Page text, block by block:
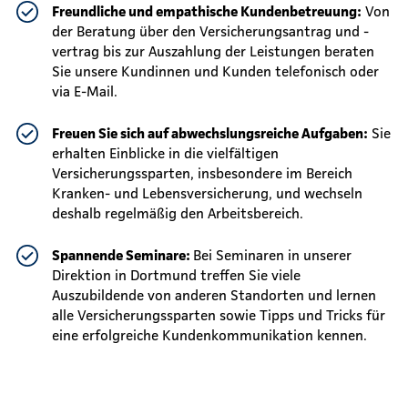
Freundliche und empathische Kundenbetreuung: Von
der Beratung über den Versicherungsantrag und -
vertrag bis zur Auszahlung der Leistungen beraten
Sie unsere Kundinnen und Kunden telefonisch oder
via E-Mail.
Freuen Sie sich auf abwechslungsreiche Aufgaben: Sie
erhalten Einblicke in die vielfältigen
Versicherungssparten, insbesondere im Bereich
Kranken- und Lebensversicherung, und wechseln
deshalb regelmäßig den Arbeitsbereich.
Spannende Seminare: Bei Seminaren in unserer
Direktion in Dortmund treffen Sie viele
Auszubildende von anderen Standorten und lernen
alle Versicherungssparten sowie Tipps und Tricks für
eine erfolgreiche Kundenkommunikation kennen.